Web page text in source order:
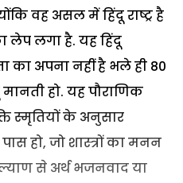
वह असल में हिंदू राष्ट्र है
लेप लगा है. यह हिंदू
का अपना नहीं है भले ही 80
हो. यह पौराणिक
स्मृतियों के अनुसार
हो, जो शास्त्रों का मनन
से अर्थ भजनवाद या